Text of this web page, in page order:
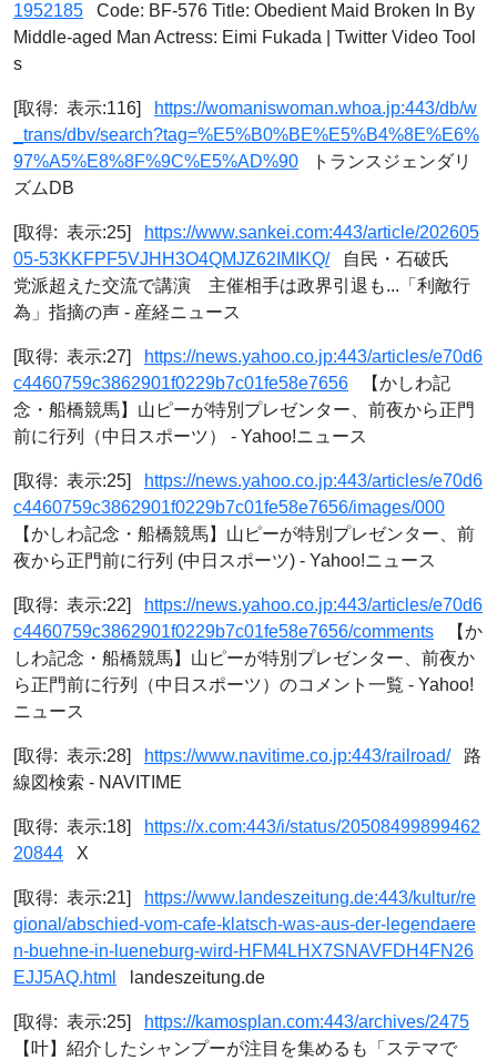
1952185 Code: BF-576 Title: Obedient Maid Broken In By
Middle-aged Man Actress: Eimi Fukada | Twitter Video Tool
s
[取得: 表示:116]
https://womaniswoman.whoa.jp:443/db/w
_trans/dbv/search?tag=%E5%B0%BE%E5%B4%8E%E6%
97%A5%E8%8F%9C%E5%AD%90 トランスジェンダリ
ズムDB
[取得: 表示:25]
https://www.sankei.com:443/article/202605
05-53KKFPF5VJHH3O4QMJZ62IMIKQ/自民・石破氏
党派超えた交流で講演 主催相手は政界引退も...「利敵行
為」指摘の声 - 産経ニュース
[取得: 表示:27]
https://news.yahoo.co.jp:443/articles/e70d6
c4460759c3862901f0229b7c01fe58e7656 【かしわ記
念・船橋競馬】山ピーが特別プレゼンター、前夜から正門
前に行列（中日スポーツ） - Yahoo!ニュース
[取得: 表示:25]
https://news.yahoo.co.jp:443/articles/e70d6
c4460759c3862901f0229b7c01fe58e7656/images/000
【かしわ記念・船橋競馬】山ピーが特別プレゼンター、前
夜から正門前に行列 (中日スポーツ) - Yahoo!ニュース
[取得: 表示:22]
https://news.yahoo.co.jp:443/articles/e70d6
c4460759c3862901f0229b7c01fe58e7656/comments 【か
しわ記念・船橋競馬】山ピーが特別プレゼンター、前夜か
ら正門前に行列（中日スポーツ）のコメント一覧 - Yahoo!
ニュース
[取得: 表示:28] https://www.navitime.co.jp:443/railroad/路
線図検索 - NAVITIME
[取得: 表示:18]
https://x.com:443/i/status/20508499899462
20844 X
[取得: 表示:21]
https://www.landeszeitung.de:443/kultur/re
gional/abschied-vom-cafe-klatsch-was-aus-der-legendaere
n-buehne-in-lueneburg-wird-HFM4LHX7SNAVFDH4FN26
EJJ5AQ.html
landeszeitung.de
[取得: 表示:25]
https://kamosplan.com:443/archives/2475
【叶】紹介したシャンプーが注目を集めるも「ステマで